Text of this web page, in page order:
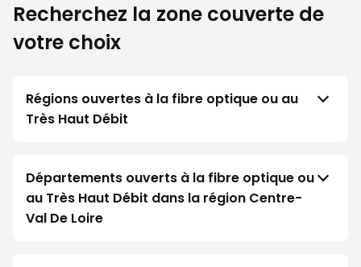
Recherchez la zone couverte de
votre choix
Régions ouvertes à la fibre optique ou au
Très Haut Débit
Départements ouverts à la fibre optique ou
au Très Haut Débit dans la région Centre-
Val De Loire